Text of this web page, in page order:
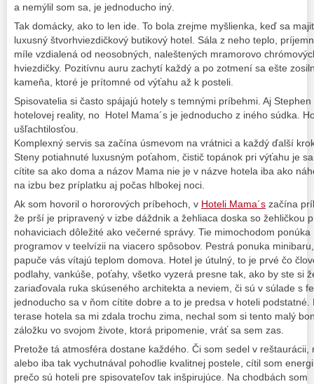
a nemýlil som sa, je jednoducho iný.
Tak domácky, ako to len ide. To bola zrejme myšlienka, keď sa
luxusný štvorhviezdičkový butikový hotel. Sála z neho teplo,
míle vzdialená od neosobných, naleštených mramorovo
hviezdičky. Pozitívnu auru zachytí každý a po zotmení sa ešte
kameňa, ktoré je prítomné od výťahu až k posteli.
Spisovatelia si často spájajú hotely s temnými príbehmi. Aj
hotelovej reality, no Hotel Mama´s je jednoducho z iného súdka.
ušľachtilosťou.
Komplexný servis sa začína úsmevom na vrátnici a každý ďalší
Steny potiahnuté luxusným poťahom, čistič topánok pri výťahu je
cítite sa ako doma a názov Mama nie je v názve hotela iba ako
na izbu bez príplatku aj počas hlbokej noci.
Ak som hovoril o hororových príbehoch, v Hoteli Mama´s začína
že prší je pripravený v izbe dáždnik a žehliaca doska so žehličkou
nohaviciach dôležité ako večerné správy. Tie mimochodom
programov v teelvízii na viacero spôsobov. Pestrá ponuka
papuče vás vítajú teplom domova. Hotel je útulný, to je prvé čo
podlahy, vankúše, poťahy, všetko vyzerá presne tak, ako by ste si
zariaďovala ruka skúseného architekta a neviem, či sú v súlade s
jednoducho sa v ňom cítite dobre a to je predsa v hoteli
terase hotela sa mi zdala trochu zima, nechal som si tento malý
záložku vo svojom živote, ktorá pripomenie, vráť sa sem zas.
Pretože tá atmosféra dostane každého. Či som sedel v reštaurácii,
alebo iba tak vychutnával pohodlie kvalitnej postele, cítil som
prečo sú hoteli pre spisovateľov tak inšpirujúce. Na chodbách